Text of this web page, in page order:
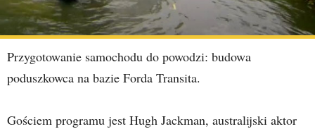
Przygotowanie samochodu do powodzi: budowa
poduszkowca na bazie Forda Transita.
Gościem programu jest Hugh Jackman, australijski aktor